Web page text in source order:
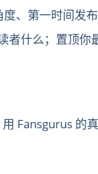
、第一时间发布
什么；置顶你
Fansgurus 的